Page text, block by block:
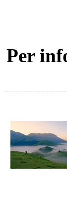
Per